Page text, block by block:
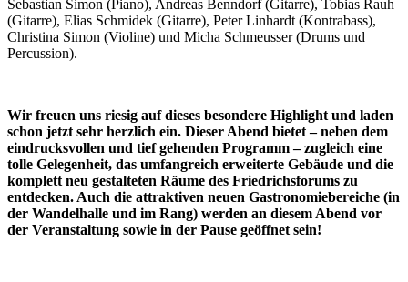
Sebastian Simon (Piano), Andreas Benndorf (Gitarre), Tobias Rauh
(Gitarre), Elias Schmidek (Gitarre), Peter Linhardt (Kontrabass),
Christina Simon (Violine) und Micha Schmeusser (Drums und
Percussion).
Wir freuen uns riesig auf dieses besondere Highlight und laden
schon jetzt sehr herzlich ein. Dieser Abend bietet – neben dem
eindrucksvollen und tief gehenden Programm – zugleich eine
tolle Gelegenheit, das umfangreich erweiterte Gebäude und die
komplett neu gestalteten Räume des Friedrichsforums zu
entdecken. Auch die attraktiven neuen Gastronomiebereiche (in
der Wandelhalle und im Rang) werden an diesem Abend vor
der Veranstaltung sowie in der Pause geöffnet sein!